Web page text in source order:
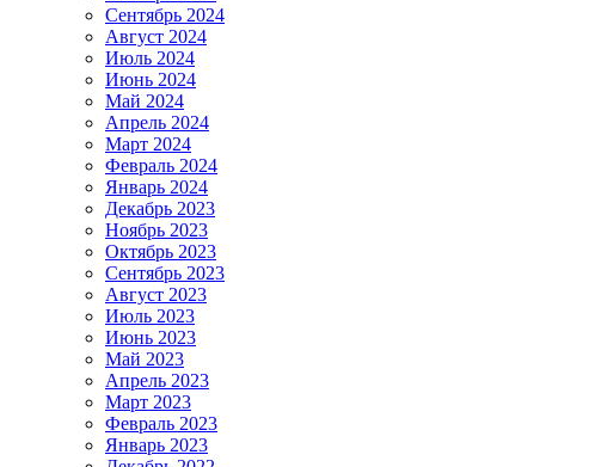
Сентябрь 2024
Август 2024
Июль 2024
Июнь 2024
Май 2024
Апрель 2024
Март 2024
Февраль 2024
Январь 2024
Декабрь 2023
Ноябрь 2023
Октябрь 2023
Сентябрь 2023
Август 2023
Июль 2023
Июнь 2023
Май 2023
Апрель 2023
Март 2023
Февраль 2023
Январь 2023